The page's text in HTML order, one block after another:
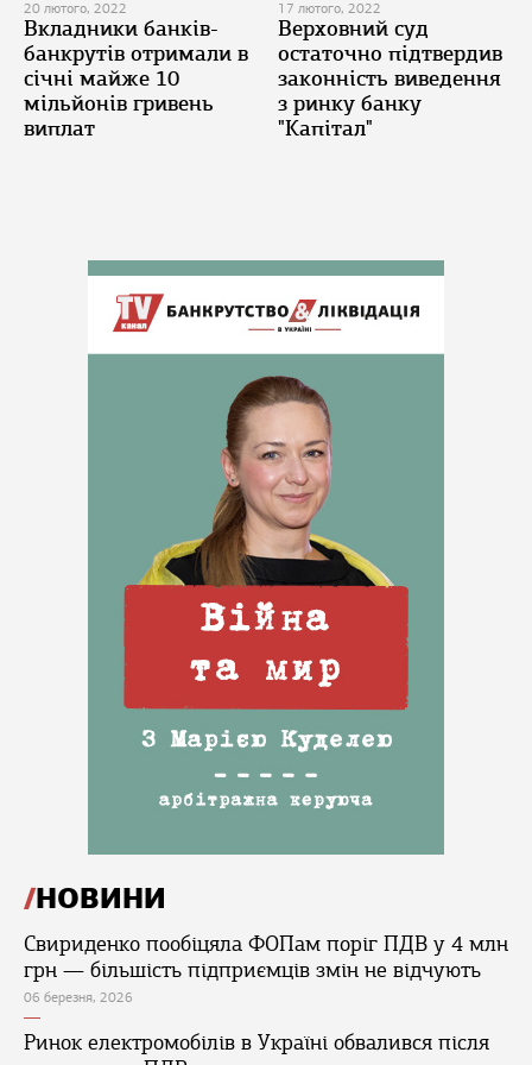
20 лютого, 2022
Вкладники банків-
банкрутів отримали в
січні майже 10
мільйонів гривень
виплат
17 лютого, 2022
Верховний суд
остаточно підтвердив
законність виведення
з ринку банку
"Капітал"
НОВИНИ
Свириденко пообіцяла ФОПам поріг ПДВ у 4 млн
грн — більшість підприємців змін не відчують
06 березня, 2026
Ринок електромобілів в Україні обвалився після